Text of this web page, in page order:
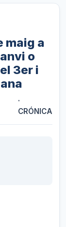
maig a
o
3er i
·
CRÓNICA